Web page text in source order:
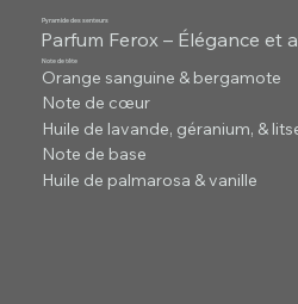
Pyramide des senteurs
Parfum Ferox – Élégance et
Note de tête
Orange sanguine & bergamote
Note de cœur
Huile de lavande, géranium, &
Note de base
Huile de palmarosa & vanille